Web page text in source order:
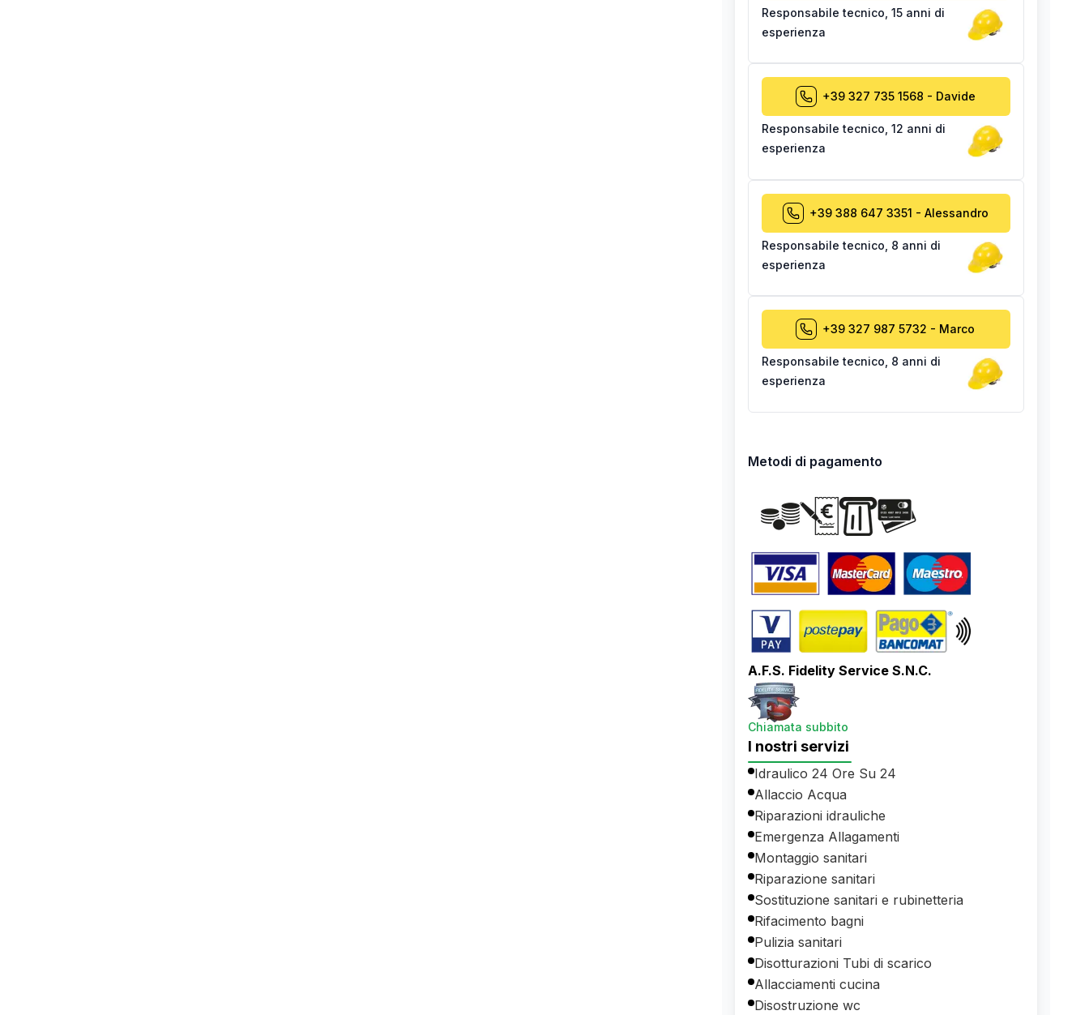
Responsabile tecnico 15 anni di
esperienza
+39 327 735 1568 - Davide
Responsabile tecnico 12 anni di
esperienza
+39 388 647 3351 - Alessandro
Responsabile tecnico 8 anni di
esperienza
+39 327 987 5732 - Marco
Responsabile tecnico 8 anni di
esperienza
Metodi di pagamento
A.F.S. Fidelity Service S.N.C.
Chiamata subbito
I nostri servizi
Idraulico 24 Ore Su 24
Allaccio Acqua
Riparazioni idrauliche
Emergenza Allagamenti
Montaggio sanitari
Riparazione sanitari
Sostituzione sanitari e rubinetteria
Rifacimento bagni
Pulizia sanitari
Disotturazioni Tubi di scarico
Allacciamenti cucina
Disostruzione wc